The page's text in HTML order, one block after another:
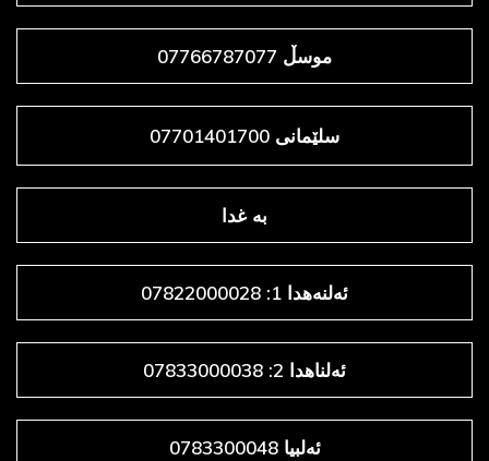
موسڵ 07766787077
سلێمانی 07701401700
به غدا
ئەلنەهدا 1: 07822000028
ئەلناهدا 2: 07833000038
ئەلبیا 0783300048